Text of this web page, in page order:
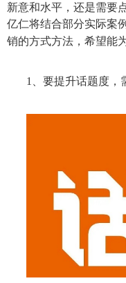
新意和水平， 还是需要
亿仁将结合部分实际案
销的方式方法， 希望能
1、 要提升话题度，